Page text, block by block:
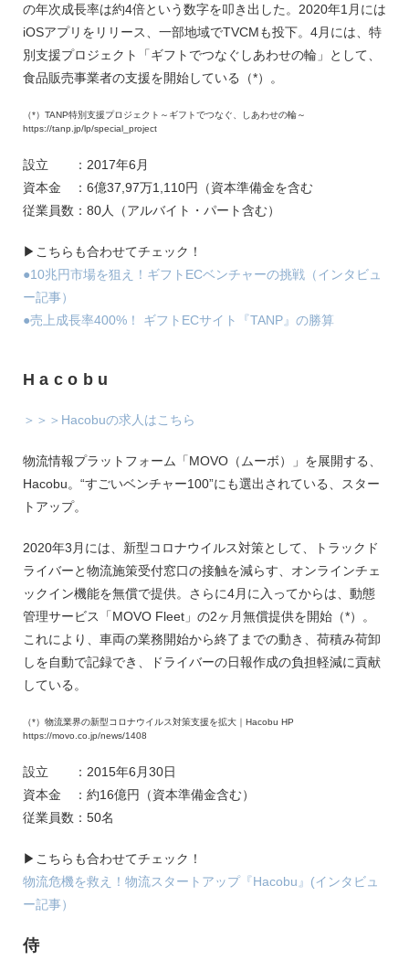
の年次成長率は約4倍という数字を叩き出した。2020年1月には
iOSアプリをリリース、一部地域でTVCMも投下。4月には、特
別支援プロジェクト「ギフトでつなぐしあわせの輪」として、
食品販売事業者の支援を開始している（*）。
（*）TANP特別支援プロジェクト～ギフトでつなぐ、しあわせの輪～
https://tanp.jp/lp/special_project
設立 ：2017年6月
資本金 ：6億37,97万1,110円（資本準備金を含む
従業員数：80人（アルバイト・パート含む）
▶こちらも合わせてチェック！
●10兆円市場を狙え！ギフトECベンチャーの挑戦（インタビュ
ー記事）
●売上成長率400%！ ギフトECサイト『TANP』の勝算
Hacobu
＞＞＞Hacobuの求人はこちら
物流情報プラットフォーム「MOVO（ムーボ）」を展開する、
Hacobu。“すごいベンチャー100”にも選出されている、スター
トアップ。
2020年3月には、新型コロナウイルス対策として、トラックド
ライバーと物流施策受付窓口の接触を減らす、オンラインチェ
ックイン機能を無償で提供。さらに4月に入ってからは、動態
管理サービス「MOVO Fleet」の2ヶ月無償提供を開始（*）。
これにより、車両の業務開始から終了までの動き、荷積み荷卸
しを自動で記録でき、ドライバーの日報作成の負担軽減に貢献
している。
（*）物流業界の新型コロナウイルス対策支援を拡大｜Hacobu HP
https://movo.co.jp/news/1408
設立 ：2015年6月30日
資本金 ：約16億円（資本準備金含む）
従業員数：50名
▶こちらも合わせてチェック！
物流危機を救え！物流スタートアップ『Hacobu』(インタビュ
ー記事）
侍